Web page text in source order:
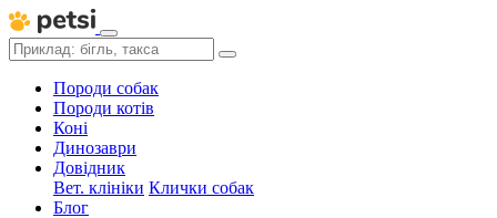
Породи собак
Породи котів
Коні
Динозаври
Довідник
Вет. клініки Клички собак
Блог